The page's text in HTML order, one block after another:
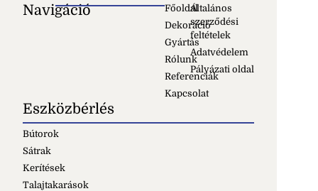
Navigáció
Főoldal
Dekoráció
Gyártás
Rólunk
Referenciák
Kapcsolat
Általános
szerződési
feltételek
Adatvédelem
Pályázati oldal
Eszközbérlés
Bútorok
Sátrak
Kerítések
Talajtakarások